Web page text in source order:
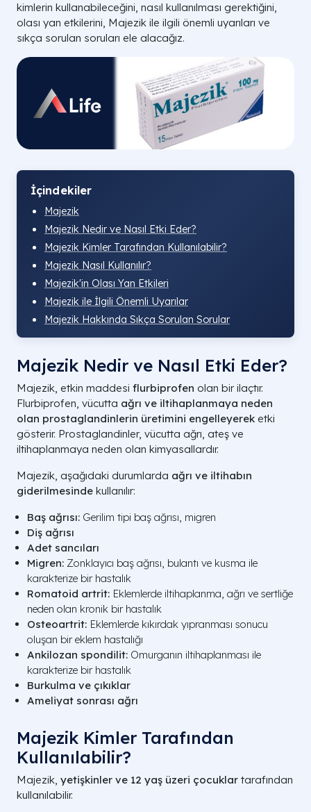
kimlerin kullanabileceğini, nasıl kullanılması gerektiğini,
olası yan etkilerini, Majezik ile ilgili önemli uyarıları ve
sıkça sorulan soruları ele alacağız.
İçindekiler
Majezik
Majezik Nedir ve Nasıl Etki Eder?
Majezik Kimler Tarafından Kullanılabilir?
Majezik Nasıl Kullanılır?
Majezik'in Olası Yan Etkileri
Majezik ile İlgili Önemli Uyarılar
Majezik Hakkında Sıkça Sorulan Sorular
Majezik Nedir ve Nasıl Etki Eder?
Majezik, etkin maddesi flurbiprofen olan bir ilaçtır.
Flurbiprofen, vücutta ağrı ve iltihaplanmaya neden
olan prostaglandinlerin üretimini engelleyerek etki
gösterir. Prostaglandinler, vücutta ağrı, ateş ve
iltihaplanmaya neden olan kimyasallardır.
Majezik, aşağıdaki durumlarda ağrı ve iltihabın
giderilmesinde kullanılır:
Baş ağrısı: Gerilim tipi baş ağrısı, migren
Diş ağrısı
Adet sancıları
Migren: Zonklayıcı baş ağrısı, bulantı ve kusma ile
karakterize bir hastalık
Romatoid artrit: Eklemlerde iltihaplanma, ağrı ve sertliğe
neden olan kronik bir hastalık
Osteoartrit: Eklemlerde kıkırdak yıpranması sonucu
oluşan bir eklem hastalığı
Ankilozan spondilit: Omurganın iltihaplanması ile
karakterize bir hastalık
Burkulma ve çıkıklar
Ameliyat sonrası ağrı
Majezik Kimler Tarafından
Kullanılabilir?
Majezik, yetişkinler ve 12 yaş üzeri çocuklar tarafından
kullanılabilir.